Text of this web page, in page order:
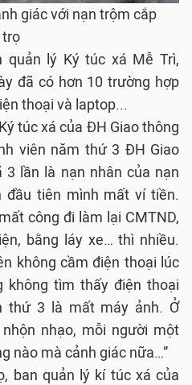
giác với nạn trộm cắp
trọ
quản lý Ký túc xá Mễ Trì,
đã có hơn 10 trường hợp
thoại và laptop...
túc xá của ĐH Giao thông
viên năm thứ 3 ĐH Giao
lần là nạn nhân của nạn
đầu tiên mình mất ví tiền.
công đi làm lại CMTND,
bằng láy xe… thì nhiều.
không cầm điện thoại lúc
không tìm thấy điện thoại
thứ 3 là mất máy ảnh. Ở
nhạo, mỗi người một
nào mà cảnh giác nữa…”
ban quản lý kí túc xá của